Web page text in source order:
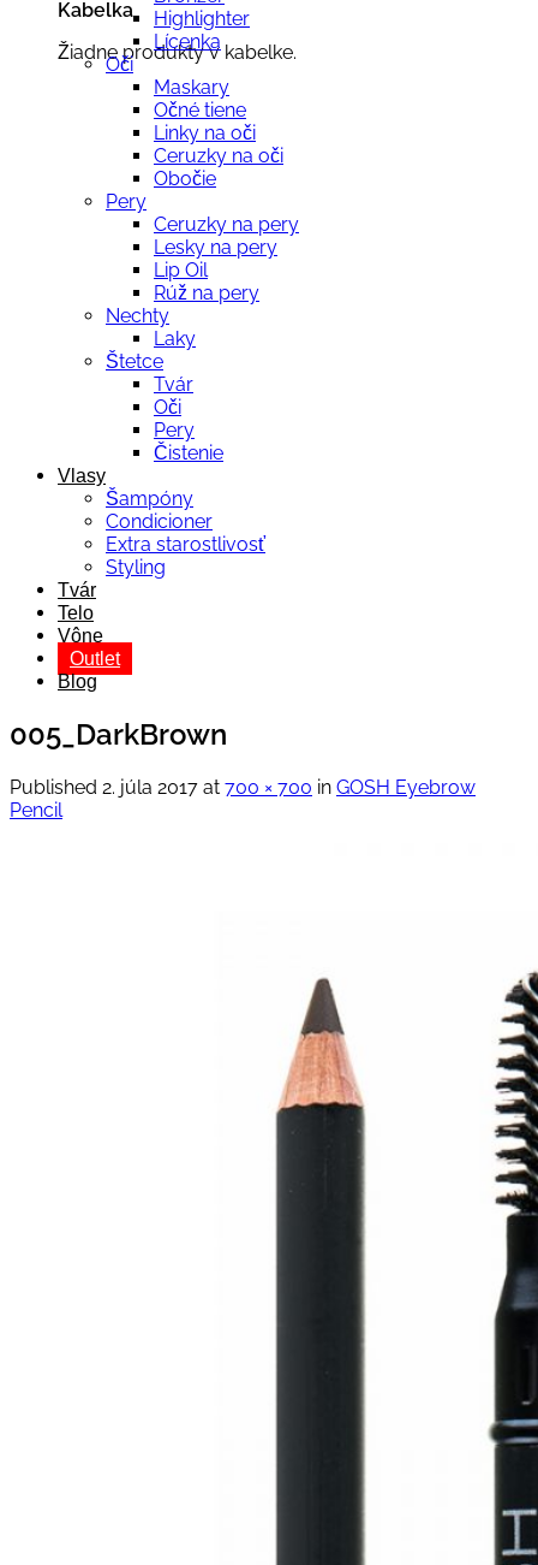
Kabelka
Žiadne produkty v kabelke.
Highlighter
Lícenka
Oči
Maskary
Očné tiene
Linky na oči
Ceruzky na oči
Obočie
Pery
Ceruzky na pery
Lesky na pery
Lip Oil
Rúž na pery
Nechty
Laky
Štetce
Tvár
Oči
Pery
Čistenie
Vlasy
Šampóny
Condicioner
Extra starostlivosť
Styling
Tvár
Telo
Vône
Outlet
Blog
005_DarkBrown
Published 2. júla 2017 at 700 × 700 in GOSH Eyebrow
Pencil